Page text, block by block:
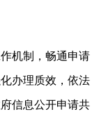
机制，畅通申请
办理质效，依法
信息公开申请共